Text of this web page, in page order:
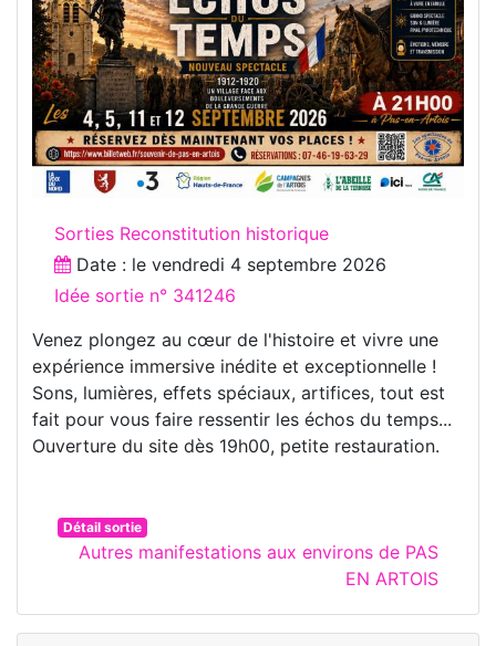
Sorties Reconstitution historique
Date : le vendredi 4 septembre 2026
Idée sortie n° 341246
Venez plongez au cœur de l'histoire et vivre une
expérience immersive inédite et exceptionnelle !
Sons, lumières, effets spéciaux, artifices, tout est
fait pour vous faire ressentir les échos du temps...
Ouverture du site dès 19h00, petite restauration.
Détail sortie
Autres manifestations aux environs de PAS
EN ARTOIS